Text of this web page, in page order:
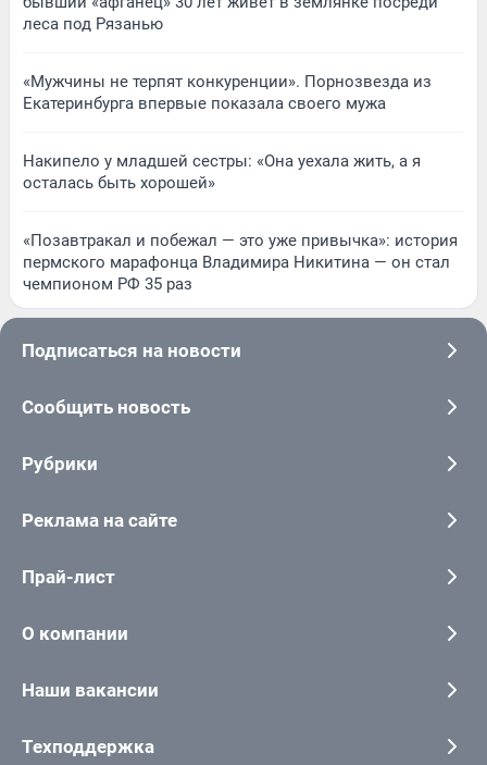
леса под Рязанью
«Мужчины не терпят конкуренции». Порнозвезда из
Екатеринбурга впервые показала своего мужа
Накипело у младшей сестры: «Она уехала жить, а я
осталась быть хорошей»
«Позавтракал и побежал — это уже привычка»: история
пермского марафонца Владимира Никитина — он стал
чемпионом РФ 35 раз
Подписаться на новости
Сообщить новость
Рубрики
Реклама на сайте
Прай-лист
О компании
Наши вакансии
Техподдержка